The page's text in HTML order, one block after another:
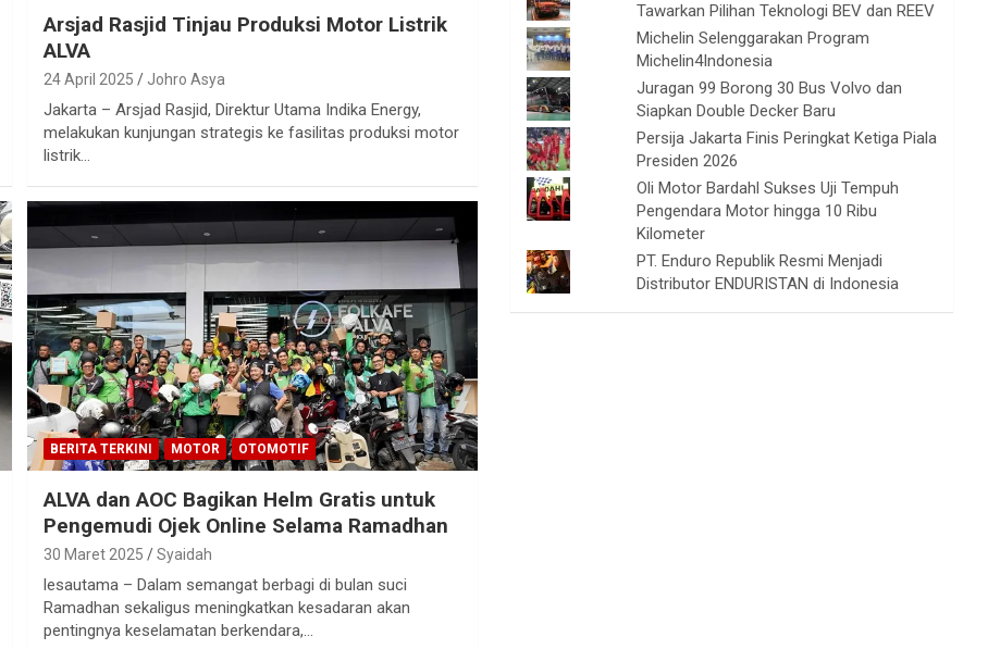
Arsjad Rasjid Tinjau Produksi Motor Listrik
ALVA
24 April 2025 Johro Asya
Jakarta – Arsjad Rasjid, Direktur Utama Indika Energy,
melakukan kunjungan strategis ke fasilitas produksi motor
listrik…
BERITA TERKINI MOTOR OTOMOTIF
ALVA dan AOC Bagikan Helm Gratis untuk
Pengemudi Ojek Online Selama Ramadhan
30 Maret 2025 Syaidah
lesautama – Dalam semangat berbagi di bulan suci
Ramadhan sekaligus meningkatkan kesadaran akan
pentingnya keselamatan berkendara,…
Tawarkan Pilihan Teknologi BEV dan REEV
Michelin Selenggarakan Program
Michelin4Indonesia
Juragan 99 Borong 30 Bus Volvo dan
Siapkan Double Decker Baru
Persija Jakarta Finis Peringkat Ketiga Piala
Presiden 2026
Oli Motor Bardahl Sukses Uji Tempuh
Pengendara Motor hingga 10 Ribu
Kilometer
PT. Enduro Republik Resmi Menjadi
Distributor ENDURISTAN di Indonesia